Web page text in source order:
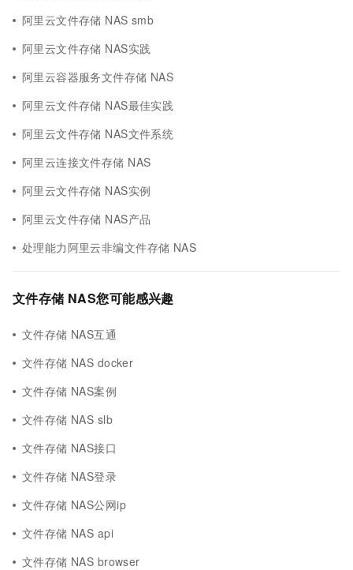
阿里云文件存储 NAS smb
阿里云文件存储 NAS实践
阿里云容器服务文件存储 NAS
阿里云文件存储 NAS最佳实践
阿里云文件存储 NAS文件系统
阿里云连接文件存储 NAS
阿里云文件存储 NAS实例
阿里云文件存储 NAS产品
处理能力阿里云非编文件存储 NAS
文件存储 NAS您可能感兴趣
文件存储 NAS互通
文件存储 NAS docker
文件存储 NAS案例
文件存储 NAS slb
文件存储 NAS接口
文件存储 NAS登录
文件存储 NAS公网ip
文件存储 NAS api
文件存储 NAS browser